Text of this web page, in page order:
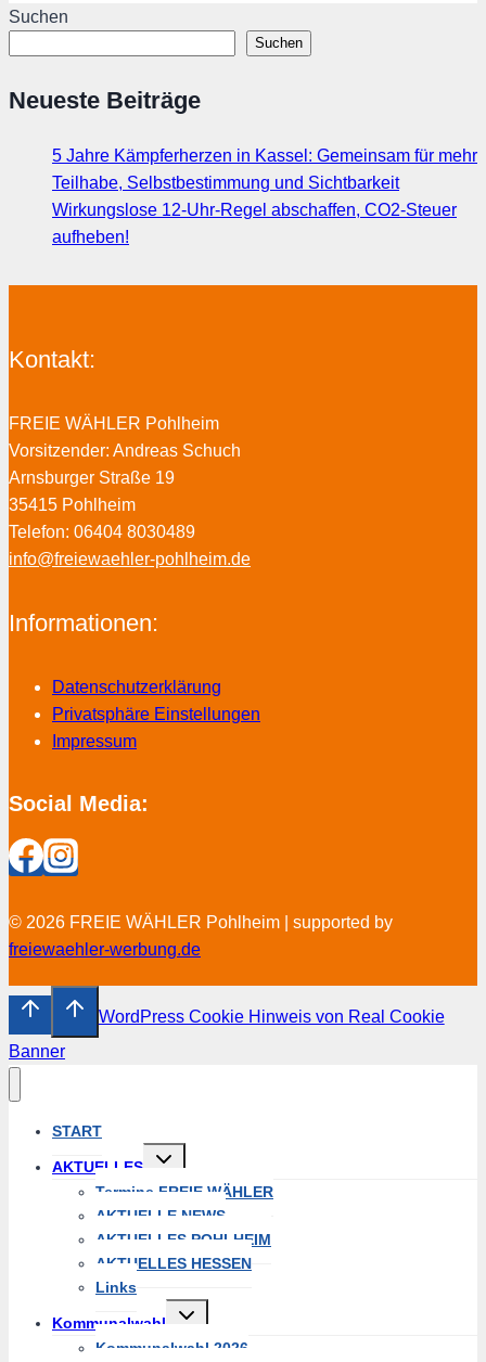
Suchen
Suchen
Neueste Beiträge
5 Jahre Kämpferherzen in Kassel: Gemeinsam für mehr
Teilhabe, Selbstbestimmung und Sichtbarkeit
Wirkungslose 12-Uhr-Regel abschaffen, CO2-Steuer
aufheben!
Kontakt:
FREIE WÄHLER Pohlheim
Vorsitzender: Andreas Schuch
Arnsburger Straße 19
35415 Pohlheim
Telefon: 06404 8030489
info@freiewaehler-pohlheim.de
Informationen:
Datenschutzerklärung
Privatsphäre Einstellungen
Impressum
Social Media:
© 2026 FREIE WÄHLER Pohlheim | supported by
freiewaehler-werbung.de
WordPress Cookie Hinweis von Real Cookie
Banner
START
AKTUELLES
Untermenü
umschalten
Termine FREIE WÄHLER
AKTUELLE NEWS
AKTUELLES POHLHEIM
AKTUELLES HESSEN
Links
Kommunalwahl
Untermenü
umschalten
Kommunalwahl 2026